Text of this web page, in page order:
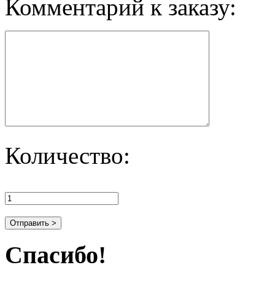
Комментарий к заказу:
Количество:
Спасибо!